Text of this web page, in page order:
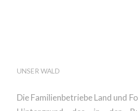
UNSER WALD
Die Familienbetriebe Land und